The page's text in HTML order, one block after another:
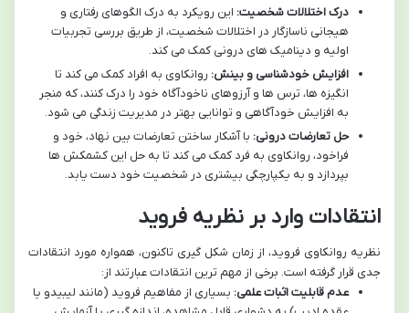
درک اختلالات شخصیت: این رویکرد به درک الگوهای رفتاری و
هیجانی ناسازگار در اختلالات شخصیت، از طریق بررسی تجربیات
اولیه و دینامیک های درونی کمک می کند.
افزایش خودشناسی و بینش: روانکاوی به افراد کمک می کند تا
انگیزه ها، ترس ها و آرزوهای ناخودآگاه خود را درک کنند، که منجر
به افزایش خودآگاهی و توانایی بهتر در مدیریت زندگی می شود.
حل تعارضات درونی: با آشکار ساختن تعارضات بین نهاد، خود و
فراخود، روانکاوی به فرد کمک می کند تا به حل این کشمکش ها
بپردازد و به یکپارچگی بیشتری در شخصیت خود دست یابد.
انتقادات وارد بر نظریه فروید
نظریه روانکاوی فروید، از زمان شکل گیری تاکنون، همواره مورد انتقادات
جدی قرار گرفته است. برخی از مهم ترین انتقادات عبارتند از:
عدم قابلیت اثبات علمی: بسیاری از مفاهیم فروید (مانند لیبیدو یا